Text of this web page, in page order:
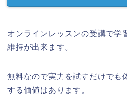
オンラインレッスンの受講で学
維持が出来ます。
無料なので実力を試すだけでも
する価値はあります。